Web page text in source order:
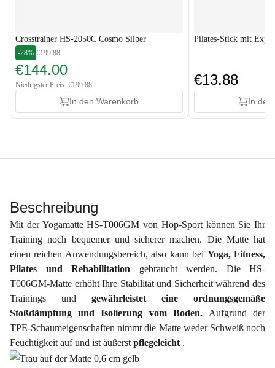
Crosstrainer HS-2050C Cosmo Silber
-28% €199.88
€144.00
Niedrigster Preis: €199.88
In den Warenkorb
Pilates-Stick mit
€13.88
In den
Beschreibung
Mit der Yogamatte HS-T006GM von Hop-Sport können Sie Ihr
Training noch bequemer und sicherer machen. Die Matte hat
einen reichen Anwendungsbereich, also kann bei Yoga, Fitness,
Pilates und Rehabilitation gebraucht werden. Die HS-
T006GM-Matte erhöht Ihre Stabilität und Sicherheit während des
Trainings und gewährleistet eine ordnungsgemäße
Stoßdämpfung und Isolierung vom Boden. Aufgrund der
TPE-Schaumeigenschaften nimmt die Matte weder Schweiß noch
Feuchtigkeit auf und ist äußerstpflegeleicht .